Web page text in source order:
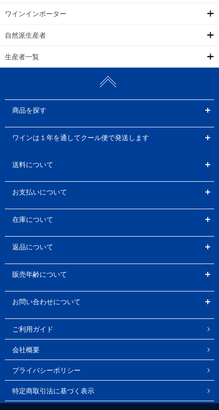
ワインインポーター
自然派生産者
生産者一覧
商品を探す
ワインは１年を通してクール便で発送します
送料について
お支払いについて
在庫について
返品について
販売年齢について
お問い合わせについて
ご利用ガイド
会社概要
プライバシーポリシー
特定商取引法に基づく表示